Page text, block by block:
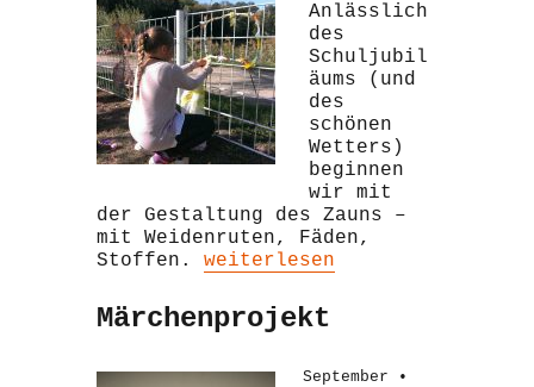
Anlässlich
des
Schuljubil
äums (und
des
schönen
Wetters)
beginnen
wir mit
der Gestaltung des Zauns –
mit Weidenruten, Fäden,
Stoffen. „20 Jahre Regionale Schule
weiterlesen
Märchenprojekt
September •